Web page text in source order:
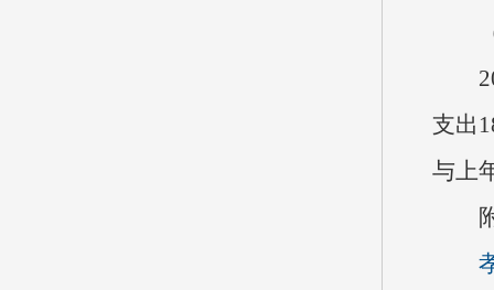
（
支出
与上
附